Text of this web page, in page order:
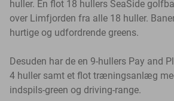
huller. En flot 18 hullers SeaSide
over Limfjorden fra alle 18 huller.
hurtige og udfordrende greens.
Desuden har de en 9-hullers Pay and
4 huller samt et flot træningsanlæg
indspils-green og driving-range.